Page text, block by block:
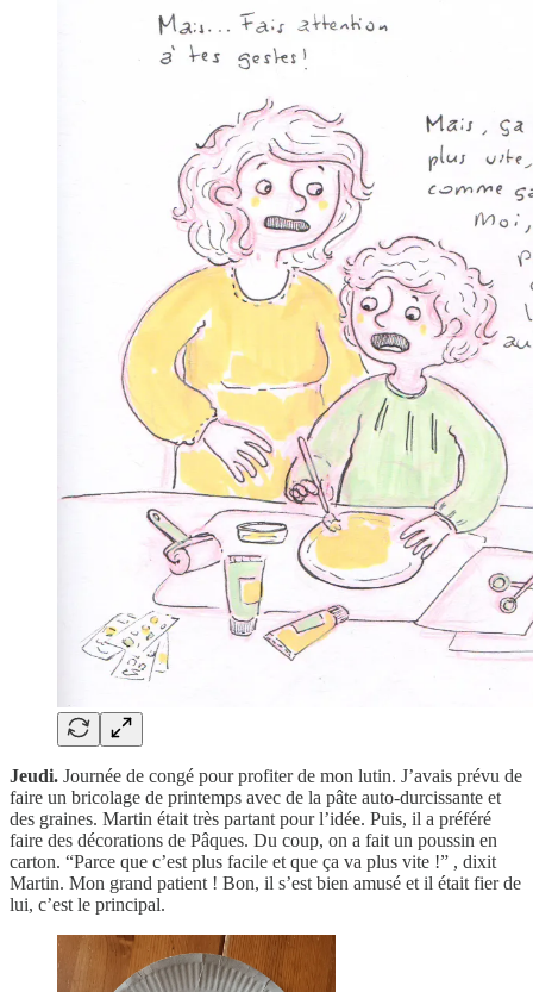
Jeudi. Journée de congé pour profiter de mon lutin. J’avais prévu de
faire un bricolage de printemps avec de la pâte auto-durcissante et
des graines. Martin était très partant pour l’idée. Puis, il a préféré
faire des décorations de Pâques. Du coup, on a fait un poussin en
carton. “Parce que c’est plus facile et que ça va plus vite !” , dixit
Martin. Mon grand patient ! Bon, il s’est bien amusé et il était fier de
lui, c’est le principal.